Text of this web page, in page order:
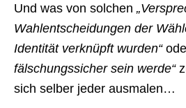
Und was von solchen
Wahlentscheidungen der
Identität verknüpft wurden“
fälschungssicher sein werde“
sich selber jeder ausmalen…